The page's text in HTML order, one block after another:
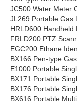
JC500 Water Meter
JL269 Portable Gas
HRLD600
FRLD200 PTZ
EGC200 Ethane
BX166 Pen-type
E1000 Portable
BX171 Portable
BX176 Portable
BX616 Portable